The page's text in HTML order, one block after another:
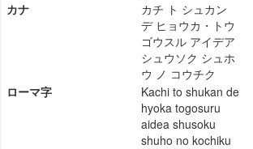
カナ
カチ ト シュカン
デ ヒョウカ・トウ
ゴウスル アイデア
シュウソク シュホ
ウ ノ コウチク
ローマ字
Kachi to shukan de
hyoka togosuru
aidea shusoku
shuho no kochiku